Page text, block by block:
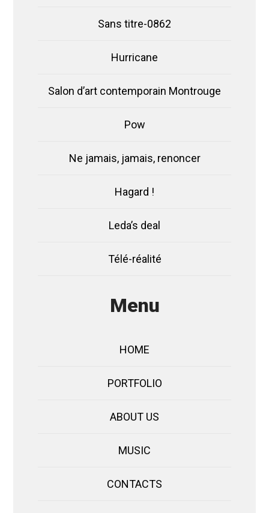
Sans titre-0862
Hurricane
Salon d’art contemporain Montrouge
Pow
Ne jamais, jamais, renoncer
Hagard !
Leda’s deal
Télé-réalité
Menu
HOME
PORTFOLIO
ABOUT US
MUSIC
CONTACTS